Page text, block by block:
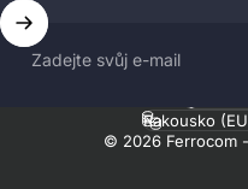
Zadejte svůj e-mail
© 2026 Ferrocom
Jazyk
Země/region